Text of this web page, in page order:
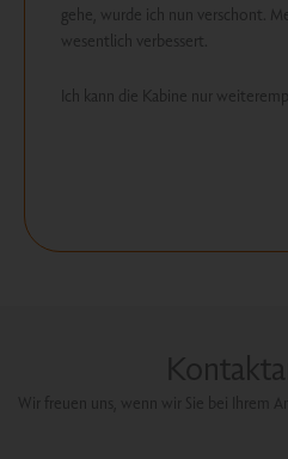
gehe, wurde ich nun verschont.
wesentlich verbessert.
Ich kann die Kabine nur